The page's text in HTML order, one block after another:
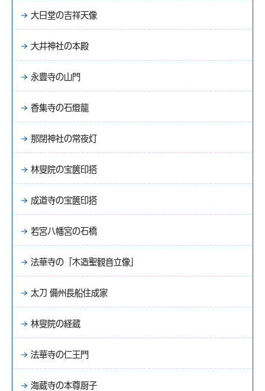
大日堂の吉祥天像
大井神社の本殿
永豊寺の山門
香集寺の石燈籠
那閉神社の常夜灯
林叟院の宝篋印搭
成道寺の宝篋印搭
若宮八幡宮の石橋
法華寺の「木造聖観音立像」
太刀 備州長船住成家
林叟院の経蔵
法華寺の仁王門
海蔵寺の本尊厨子